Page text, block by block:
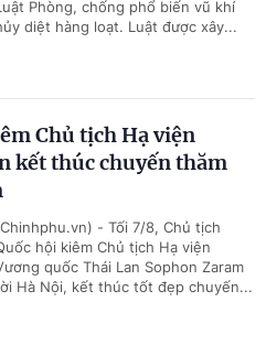
Phòng, chống phổ biến vũ khí
diệt hàng loạt. Luật được xây...
Chủ tịch Hạ viện
kết thúc chuyến thăm
- Tối 7/8, Chủ tịch
hội kiêm Chủ tịch Hạ viện
quốc Thái Lan Sophon Zaram
Hà Nội, kết thúc tốt đẹp chuyến...